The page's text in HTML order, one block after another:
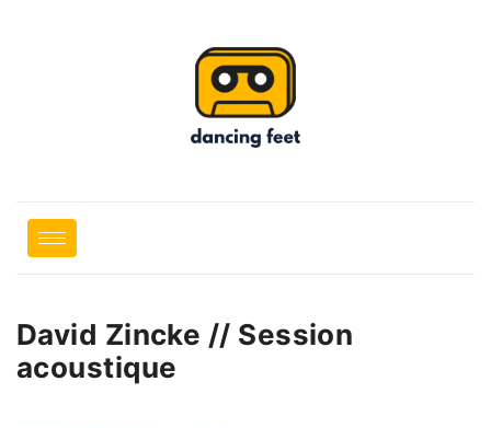
David Zincke // Session
acoustique